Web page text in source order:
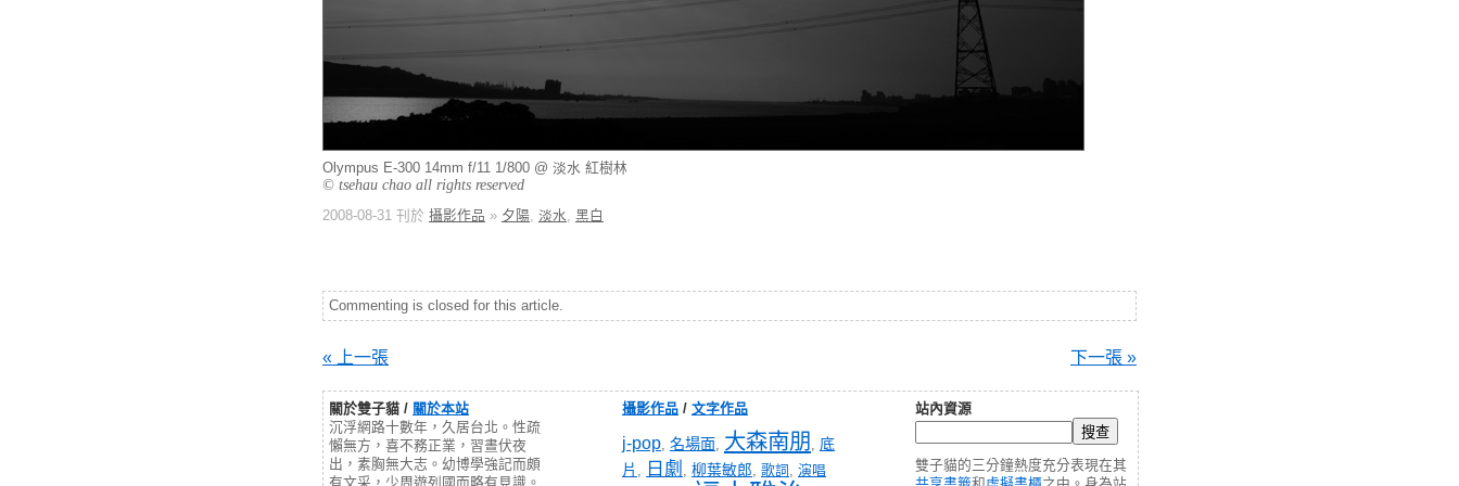
Olympus E-300 14mm f/11 1/800 @ 淡水 紅樹林
© tsehau chao all rights reserved
2008-08-31 刊於 攝影作品 » 夕陽, 淡水, 黑白
Commenting is closed for this article.
« 上一張 下一張 »
關於雙子貓 / 關於本站
沉浮網路十數年，久居台北。性疏
懶無方，喜不務正業，習晝伏夜
出，素胸無大志。幼博學強記而頗
有文采，少周遊列國而略有見識。
站內資源
雙子貓的三分鐘熱度充分表現在其
攝影作品 / 文字作品
j-pop, 名場面, 大森南朋 , 底
片 , 日劇 , 柳葉敏郎, 歌詞 , 演唱